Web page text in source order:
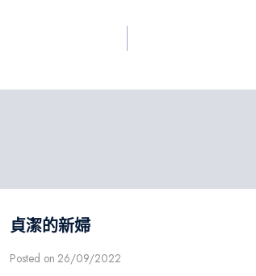
貞潔的新婦
Posted on 26/09/2022